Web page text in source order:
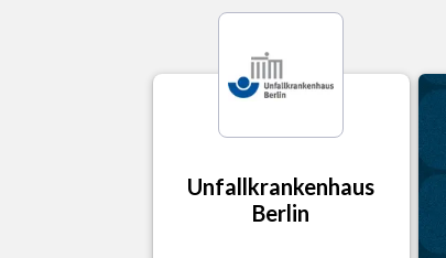
Unfallkrankenhaus
Berlin